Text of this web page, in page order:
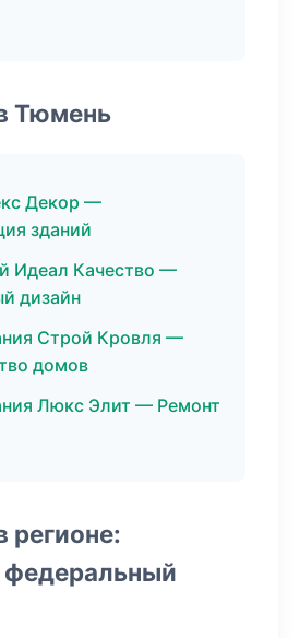
Тюмень
Декор —
зданий
Идеал Качество —
дизайн
Строй Кровля —
домов
Люкс Элит — Ремонт
регионе:
федеральный